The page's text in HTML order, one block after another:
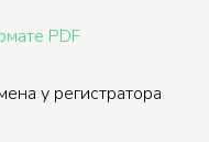
PDF
у регистратора